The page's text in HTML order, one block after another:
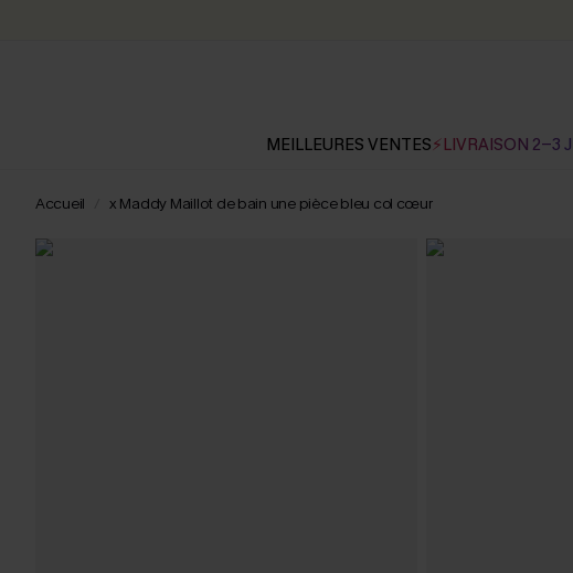
MEILLEURES VENTES⚡LIVRAISON 2-3 J
Accueil x Maddy Maillot de bain une pièce bleu col cœur